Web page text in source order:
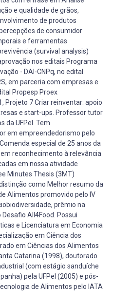
e qualidade de grãos,
de produtos
de consumidor
e ferramentas
(survival analysis)
nos editais Programa
- DAI-CNPq, no edital
em parceria com empresas e
Propesp Proex
Projeto 7 Criar reinventar: apoio
e start-ups. Professor tutor
da UFPel. Tem
em empreendedorismo pelo
especial de 25 anos da
reconhecimento à relevância
em nossa atividade
Minutes Thesis (3MT)
como Melhor resumo da
Alimentos promovido pelo IV
prêmio na
All4Food. Possui
e Licenciatura em Economia
em Ciência dos
em Ciências dos Alimentos
Catarina (1998), doutorado
(com estágio sanduíche
pela UFPel (2005) e pós-
de Alimentos pelo IATA